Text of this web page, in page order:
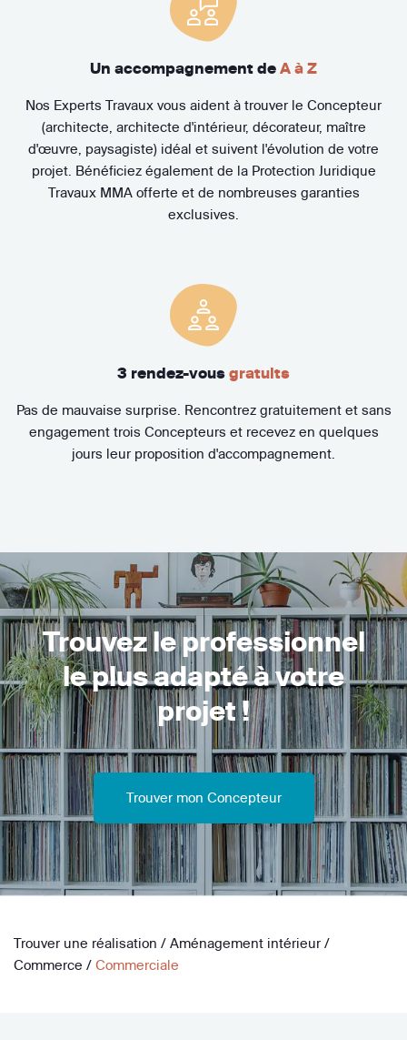
Un accompagnement de A à Z
Nos Experts Travaux vous aident à trouver le Concepteur
(architecte, architecte d'intérieur, décorateur, maître
d'œuvre, paysagiste) idéal et suivent l'évolution de votre
projet. Bénéficiez également de la Protection Juridique
Travaux MMA offerte et de nombreuses garanties
exclusives.
3 rendez-vous gratuits
Pas de mauvaise surprise. Rencontrez gratuitement et sans
engagement trois Concepteurs et recevez en quelques
jours leur proposition d'accompagnement.
Trouvez le professionnel
le plus adapté à votre
projet !
Trouver mon Concepteur
Trouver une réalisation / Aménagement intérieur /
Commerce / Commerciale